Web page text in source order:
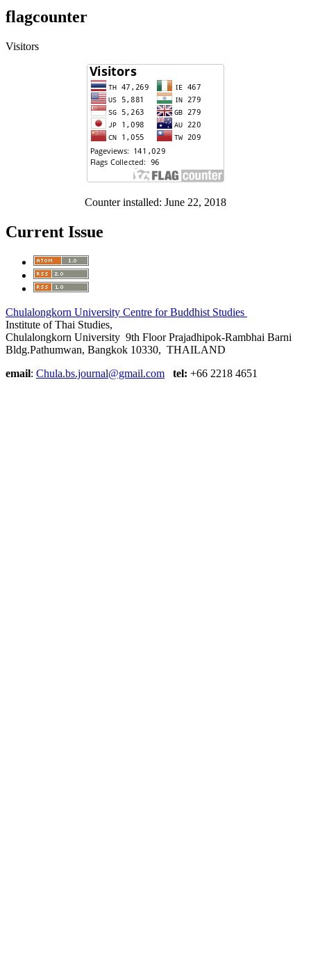
flagcounter
Visitors
Counter installed: June 22, 2018
Current Issue
Chulalongkorn University Centre for Buddhist Studies
Institute of Thai Studies,
Chulalongkorn University 9th Floor Prajadhipok-Rambhai Barni
Bldg.Pathumwan, Bangkok 10330, THAILAND
email: Chula.bs.journal@gmail.com tel: +66 2218 4651